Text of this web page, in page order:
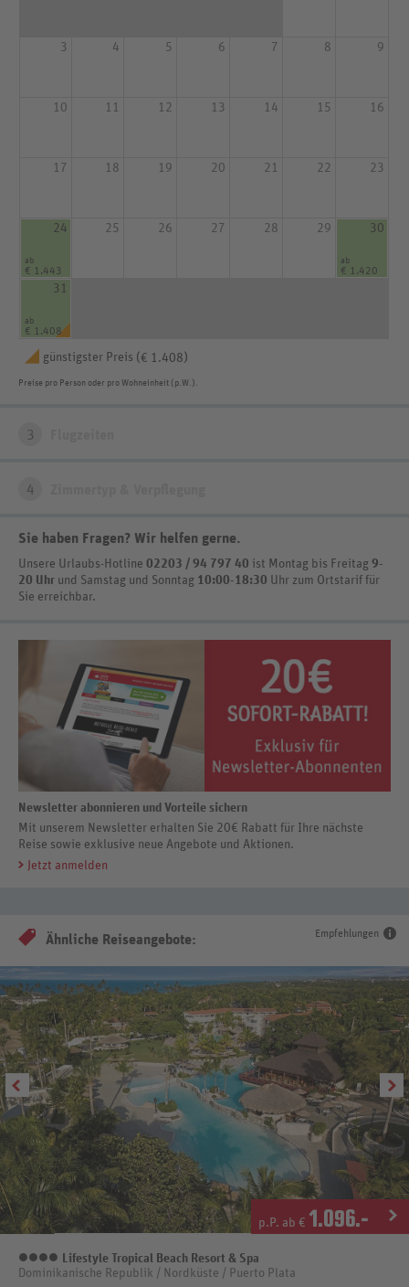
3 4 5 6 7 8 9
10 11 12 13 14 15 16
17 18 19 20 21 22 23
24
ab
€ 1.443
25 26 27 28 29 30
ab
€ 1.420
31
ab
€ 1.408
günstigster Preis (€ 1.408)
Preise pro Person oder pro Wohneinheit (p.W.).
3
4
Sie haben Fragen? Wir helfen gerne.
Unsere Urlaubs-Hotline 02203 / 94 797 40 ist Montag bis Freitag 9-
20 Uhr und Samstag und Sonntag 10:00-18:30 Uhr zum Ortstarif für
Sie erreichbar.
Newsletter abonnieren und Vorteile sichern
Mit unserem Newsletter erhalten Sie 20€ Rabatt für Ihre nächste
Reise sowie exklusive neue Angebote und Aktionen.
Jetzt anmelden
Empfehlungen
Ähnliche Reiseangebote:
p.P. ab € 1.096.-
4 Sterne
Lifestyle Tropical Beach Resort & Spa
Dominikanische Republik / Nordküste / Puerto Plata